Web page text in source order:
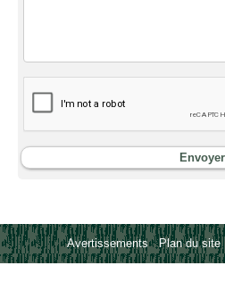
Avertissements-Plan du site